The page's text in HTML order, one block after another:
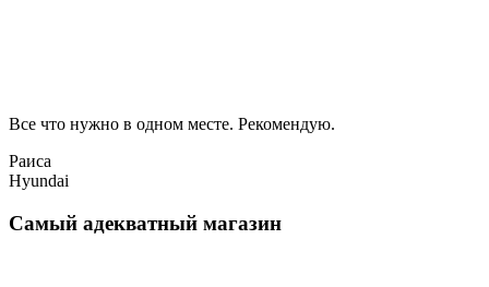
Все что нужно в одном месте. Рекомендую.
Раиса
Hyundai
Самый адекватный магазин